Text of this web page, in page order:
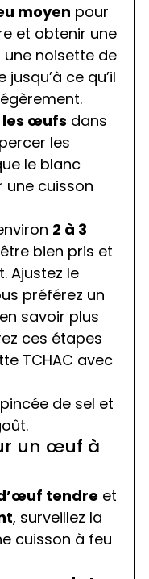
moyen pour
et obtenir une
une noisette de
ce qu’il
les œufs dans
les
le blanc
une cuisson
2 à 3
bien pris et
Ajustez le
préférez un
savoir plus
ces étapes
TCHAC avec
de sel et
un œuf à
tendre et
, surveillez la
cuisson à feu